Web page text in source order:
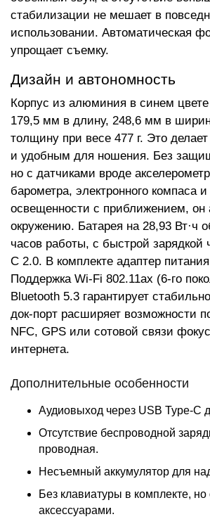
стабилизации не мешает в
использовании. Автоматическая
упрощает съемку.
Дизайн и автономность
Корпус из алюминия в синем
179,5 мм в длину, 248,6 мм в
толщину при весе 477 г. Это
и удобным для ношения. Без
но с датчиками вроде
барометра, электронного компаса
освещенности с приближением, он
окружению. Батарея на 28,93 Вт·ч
часов работы, с быстрой зарядкой
C 2.0. В комплекте адаптер
Поддержка Wi-Fi 802.11ax (6-го
Bluetooth 5.3 гарантирует
док-порт расширяет возможности
NFC, GPS или сотовой связи
интернета.
Дополнительные особенности
Аудиовыход через USB Type-C
Отсутствие беспроводной
проводная.
Несъемный аккумулятор для
Без клавиатуры в комплекте,
аксессуарами.